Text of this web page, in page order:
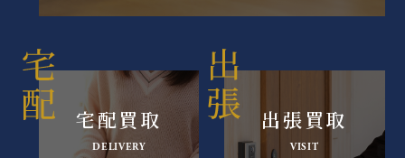
宅配買取
DELIVERY
出張買取
VISIT